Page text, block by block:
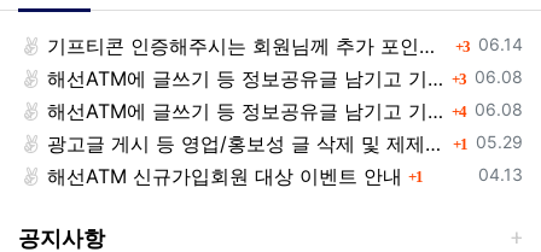
등록일
06.14
기프티콘 인증해주시는 회원님께 추가 포인트 쏩니다!! 3댓글
등록일
06.08
해선ATM에 글쓰기 등 정보공유글 남기고 기프티콘 받자! 3댓글
등록일
06.08
해선ATM에 글쓰기 등 정보공유글 남기고 기프티콘 받자! 4댓글
등록일
05.29
광고글 게시 등 영업/홍보성 글 삭제 및 제제대상입니다. 1댓글
등록일
04.13
해선ATM 신규가입회원 대상 이벤트 안내 1
공지사항